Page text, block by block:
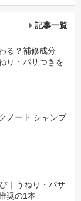
記事一覧
る？補修成分
り・パサつきを
ノート シャンプ
｜うねり・パサ
奨の1本